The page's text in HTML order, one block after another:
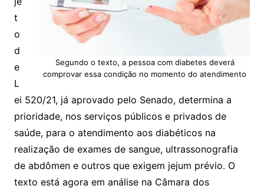
Segundo o texto, a pessoa com diabetes deverá
comprovar essa condição no momento do atendimento
t
o
d
e
L
ei 520/21, já aprovado pelo Senado, determina a
prioridade, nos serviços públicos e privados de
saúde, para o atendimento aos diabéticos na
realização de exames de sangue, ultrassonografia
de abdômen e outros que exigem jejum prévio. O
texto está agora em análise na Câmara dos